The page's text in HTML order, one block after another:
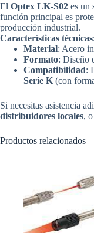
El Optex LK-S02 es un
función principal es
producción industrial.
Características
Material: Acero
Formato: Diseño
Compatibilidad:
Serie K (con
Si necesitas asistencia
distribuidores locales,
Productos relacionados